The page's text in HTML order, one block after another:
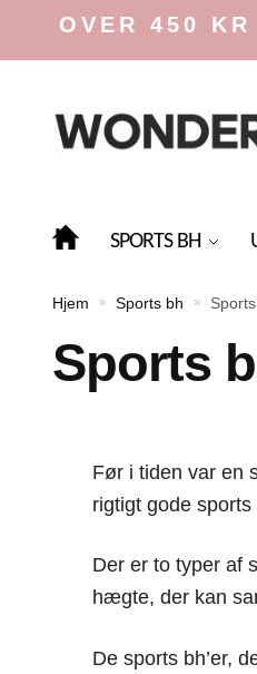
450 KR
SPORTS BH
Hjem » Sports bh »
Sports
Før i tiden var en
rigtigt gode
Der er to typer af
hægte, der kan
De sports bh’er,